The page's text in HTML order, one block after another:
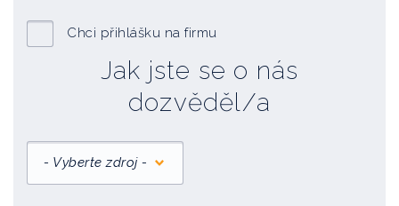
Chci přihlášku na firmu
Jak jste se o nás
dozvěděl/a
- Vyberte zdroj -